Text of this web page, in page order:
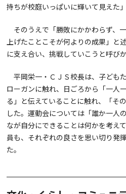
持ちが校庭いっぱいに輝いて見えた
そのうえで「勝敗にかかわらず、
上げたことこそが何よりの成果」と
に支え合い、挑戦していこうと呼びか
平岡栄一・ＣＪＳ校長は、子ども
ローガンに触れ、日ごろから「一人
る」と伝えていることに触れ、「そ
した。運動会については「誰か一人
なが自分にできることは何かを考え
員も、それぞれの良さを思い切り発
た。